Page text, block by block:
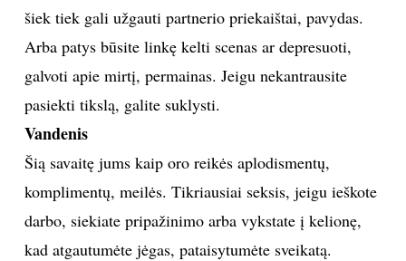
šiek tiek gali užgauti partnerio priekaištai, pavydas.
Arba patys būsite linkę kelti scenas ar depresuoti,
galvoti apie mirtį, permainas. Jeigu nekantrausite
pasiekti tikslą, galite suklysti.
Vandenis
Šią savaitę jums kaip oro reikės aplodismentų,
komplimentų, meilės. Tikriausiai seksis, jeigu ieškote
darbo, siekiate pripažinimo arba vykstate į kelionę,
kad atgautumėte jėgas, pataisytumėte sveikatą.